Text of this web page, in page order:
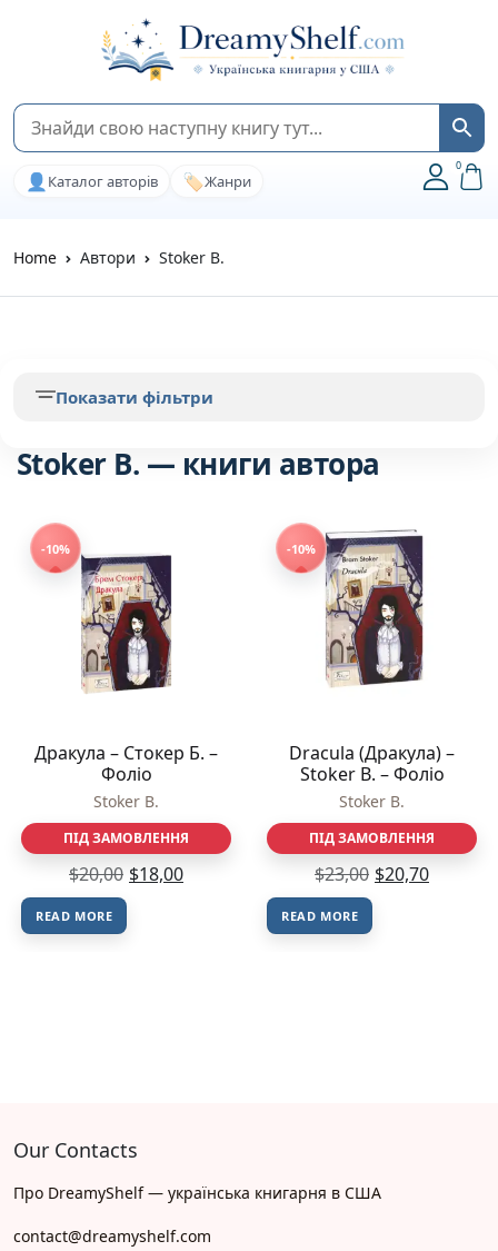
👤 Каталог авторів 🏷️Жанри
0
Home Автори Stoker B.
Stoker B. — книги автора
-10%
Дракула – Стокер Б. –
Фоліо
Stoker B.
ПІД ЗАМОВЛЕННЯ
$20,00 $18,00
READ MORE
-10%
Dracula (Дракула) –
Stoker B. – Фоліо
Stoker B.
ПІД ЗАМОВЛЕННЯ
$23,00 $20,70
READ MORE
Показати фільтри
Our Contacts
Про DreamyShelf — українська книгарня в США
contact@dreamyshelf.com